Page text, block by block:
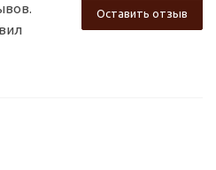
Оставить отзыв